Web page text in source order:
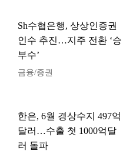
Sh수협은행, 상상인증권
인수 추진…지주 전환 ‘승
부수’
금융/증권
한은, 6월 경상수지 497억
달러…수출 첫 1000억달
러 돌파